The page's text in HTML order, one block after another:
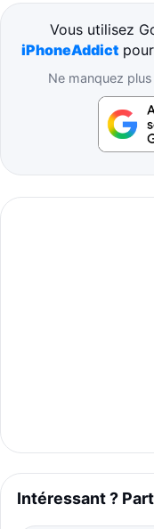
Vous utilisez
iPhoneAddict
Ne manquez
Intéressant ?